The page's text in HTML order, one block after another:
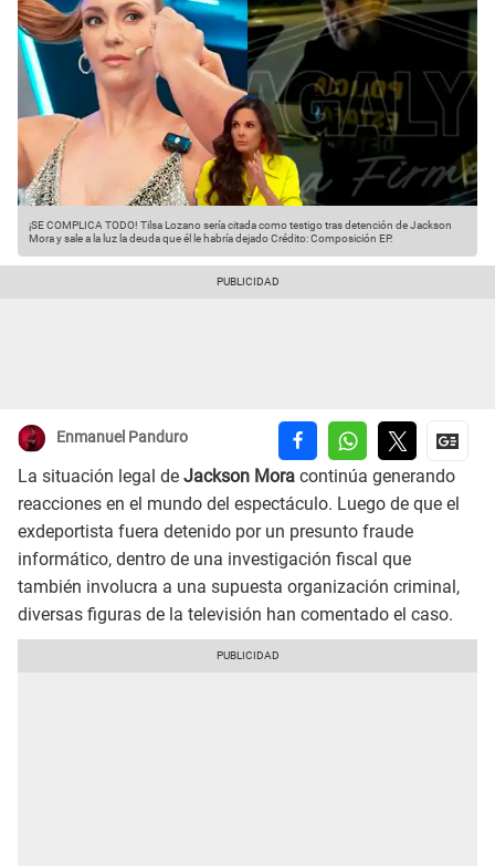
¡SE COMPLICA TODO! Tilsa Lozano sería citada como testigo tras detención de Jackson
Mora y sale a la luz la deuda que él le habría dejadoCrédito: Composición EP.
Enmanuel Panduro
La situación legal de Jackson Mora continúa generando
reacciones en el mundo del espectáculo. Luego de que el
exdeportista fuera detenido por un presunto fraude
informático, dentro de una investigación fiscal que
también involucra a una supuesta organización criminal,
diversas figuras de la televisión han comentado el caso.